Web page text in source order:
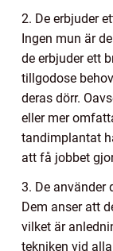
2. De erbjuder
Ingen mun är
de erbjuder ett
tillgodose
deras dörr.
eller mer
tandimplantat
att få jobbet
3. De använder
Dem anser att
vilket är
tekniken vid